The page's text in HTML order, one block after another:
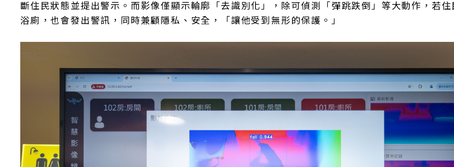
斷住民狀態並提出警示。而影像僅顯示輪廓「去識別化」，除可偵測「彈跳跌倒」等大動作，若
浴廁，也會發出警訊，同時兼顧隱私、安全，「讓他受到無形的保護。」